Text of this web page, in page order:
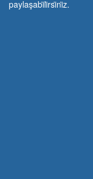
paylaşabi̇li̇rsi̇ni̇z.